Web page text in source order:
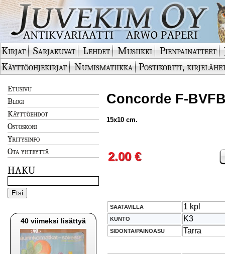
Kirjat Sarjakuvat Lehdet Musiikki Pienpainatteet
Käyttöohjekirjat
Numismatiikka Postikortit,
Etusivu
Blogi
Käyttöehdot
Ostoskori
Yritysinfo
Ota yhteyttä
HAKU
40 viimeksi lisättyä
Concorde F-
15x10 cm.
2.00 €
SAATAVILLA 1 kpl
KUNTO K3
SIDONTA/PAINOASU Tarra